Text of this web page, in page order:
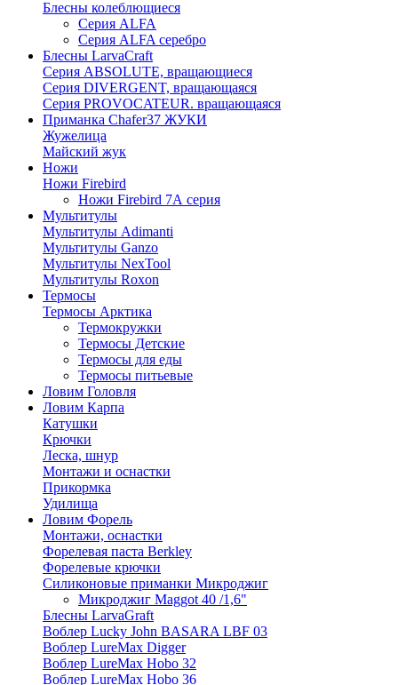
Блесны колеблющиеся
Серия ALFA
Серия ALFA серебро
Блесны LarvaCraft
Серия ABSOLUTE, вращающиеся
Серия DIVERGENT, вращающаяся
Серия PROVOCATEUR. вращающаяся
Приманка Chafer37 ЖУКИ
Жужелица
Майский жук
Ножи
Ножи Firebird
Ножи Firebird 7А серия
Мультитулы
Мультитулы Adimanti
Мультитулы Ganzo
Мультитулы NexTool
Мультитулы Roxon
Термосы
Термосы Арктика
Термокружки
Термосы Детские
Термосы для еды
Термосы питьевые
Ловим Головля
Ловим Карпа
Катушки
Крючки
Леска, шнур
Монтажи и оснастки
Прикормка
Удилища
Ловим Форель
Монтажи, оснастки
Форелевая паста Berkley
Форелевые крючки
Силиконовые приманки Микроджиг
Микроджиг Maggot 40 /1,6"
Блесны LarvaGraft
Воблер Lucky John BASARA LBF 03
Воблер LureMax Digger
Воблер LureMax Hobo 32
Воблер LureMax Hobo 36